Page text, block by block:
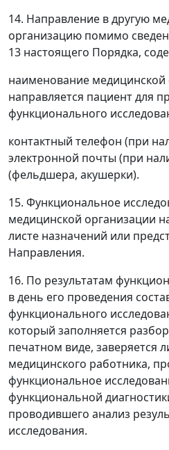
14. Направление в другую
организацию помимо
13 настоящего Порядка,
наименование медицинской
направляется пациент для
функционального
контактный телефон (при
электронной почты (при
(фельдшера, акушерки).
15. Функциональное
медицинской организации
листе назначений или
Направления.
16. По результатам
в день его проведения
функционального
который заполняется
печатном виде, заверяется
медицинского работника,
функциональное
функциональной
проводившего анализ
исследования.